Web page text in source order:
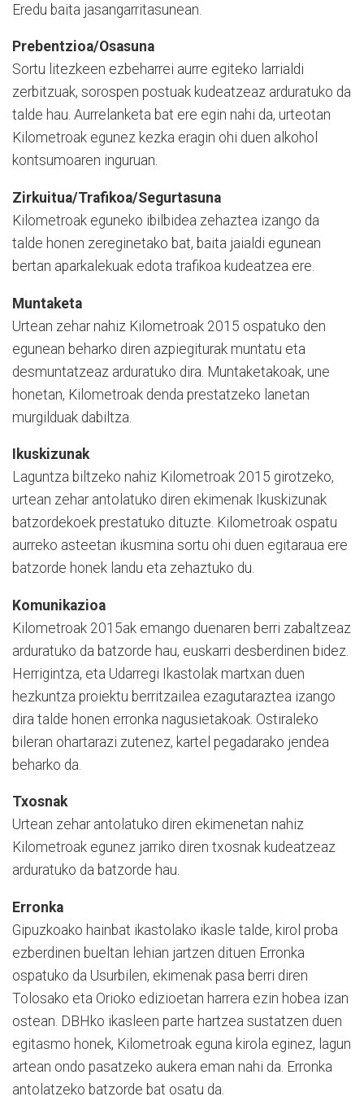
Eredu baita jasangarritasunean.
Prebentzioa/Osasuna
Sortu litezkeen ezbeharrei aurre egiteko larrialdi
zerbitzuak, sorospen postuak kudeatzeaz arduratuko da
talde hau. Aurrelanketa bat ere egin nahi da, urteotan
Kilometroak egunez kezka eragin ohi duen alkohol
kontsumoaren inguruan.
Zirkuitua/Trafikoa/Segurtasuna
Kilometroak eguneko ibilbidea zehaztea izango da
talde honen zereginetako bat, baita jaialdi egunean
bertan aparkalekuak edota trafikoa kudeatzea ere.
Muntaketa
Urtean zehar nahiz Kilometroak 2015 ospatuko den
egunean beharko diren azpiegiturak muntatu eta
desmuntatzeaz arduratuko dira. Muntaketakoak, une
honetan, Kilometroak denda prestatzeko lanetan
murgilduak dabiltza.
Ikuskizunak
Laguntza biltzeko nahiz Kilometroak 2015 girotzeko,
urtean zehar antolatuko diren ekimenak Ikuskizunak
batzordekoek prestatuko dituzte. Kilometroak ospatu
aurreko asteetan ikusmina sortu ohi duen egitaraua ere
batzorde honek landu eta zehaztuko du.
Komunikazioa
Kilometroak 2015ak emango duenaren berri zabaltzeaz
arduratuko da batzorde hau, euskarri desberdinen bidez.
Herrigintza, eta Udarregi Ikastolak martxan duen
hezkuntza proiektu berritzailea ezagutaraztea izango
dira talde honen erronka nagusietakoak. Ostiraleko
bileran ohartarazi zutenez, kartel pegadarako jendea
beharko da.
Txosnak
Urtean zehar antolatuko diren ekimenetan nahiz
Kilometroak egunez jarriko diren txosnak kudeatzeaz
arduratuko da batzorde hau.
Erronka
Gipuzkoako hainbat ikastolako ikasle talde, kirol proba
ezberdinen bueltan lehian jartzen dituen Erronka
ospatuko da Usurbilen, ekimenak pasa berri diren
Tolosako eta Orioko edizioetan harrera ezin hobea izan
ostean. DBHko ikasleen parte hartzea sustatzen duen
egitasmo honek, Kilometroak eguna kirola eginez, lagun
artean ondo pasatzeko aukera eman nahi da. Erronka
antolatzeko batzorde bat osatu da.